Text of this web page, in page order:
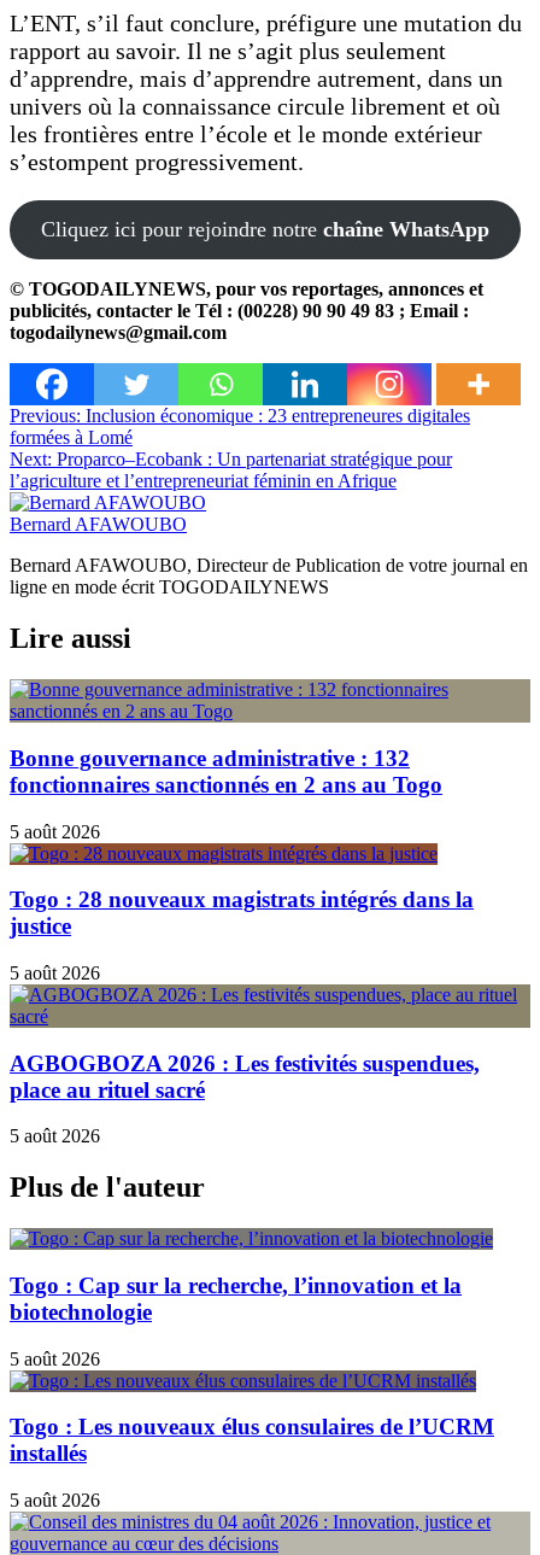
L’ENT, s’il faut conclure, préfigure une mutation du
rapport au savoir. Il ne s’agit plus seulement
d’apprendre, mais d’apprendre autrement, dans un
univers où la connaissance circule librement et où
les frontières entre l’école et le monde extérieur
s’estompent progressivement.
Cliquez ici pour rejoindre notre chaîne WhatsApp
© TOGODAILYNEWS, pour vos reportages, annonces et
publicités, contacter le Tél : (00228) 90 90 49 83 ; Email :
togodailynews@gmail.com
Navigation
de
l’article
Previous: Inclusion économique : 23 entrepreneures digitales
formées à Lomé
Next: Proparco–Ecobank : Un partenariat stratégique pour
l’agriculture et l’entrepreneuriat féminin en Afrique
Bernard AFAWOUBO
Bernard AFAWOUBO, Directeur de Publication de votre journal en
ligne en mode écrit TOGODAILYNEWS
Lire aussi
Bonne gouvernance administrative : 132
fonctionnaires sanctionnés en 2 ans au Togo
5 août 2026
Togo : 28 nouveaux magistrats intégrés dans la
justice
5 août 2026
AGBOGBOZA 2026 : Les festivités suspendues,
place au rituel sacré
5 août 2026
Plus de l'auteur
Togo : Cap sur la recherche, l’innovation et la
biotechnologie
5 août 2026
Togo : Les nouveaux élus consulaires de l’UCRM
installés
5 août 2026